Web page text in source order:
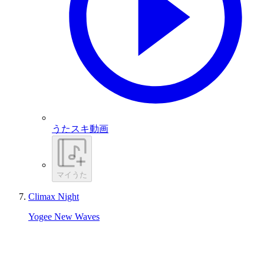
うたスキ動画
マイうた
Climax Night
Yogee New Waves